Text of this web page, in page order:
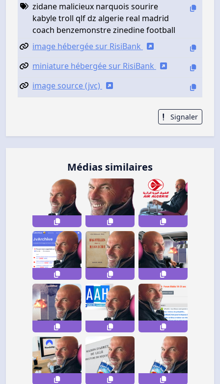
zidane malicieux narquois sourire
kabyle troll qlf dz algerie real madrid
coach benzemonstre zinedine football
image hébergée sur RisiBank
miniature hébergée sur RisiBank
image source (jvc)
Signaler
Médias similaires